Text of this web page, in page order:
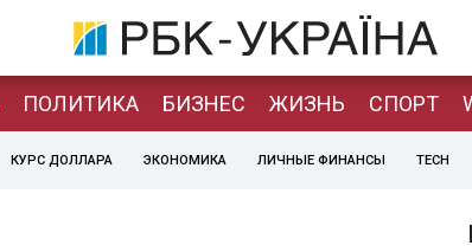
ПОЛИТИКА БИЗНЕС ЖИЗНЬ СПОРТ
КУРС ДОЛЛАРА ЭКОНОМИКА ЛИЧНЫЕ ФИНАНСЫ TECH